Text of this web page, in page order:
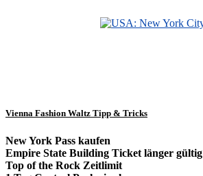
Vienna Fashion Waltz Tipp & Tricks
New York Pass kaufen
Empire State Building Ticket länger gültig
Top of the Rock Zeitlimit